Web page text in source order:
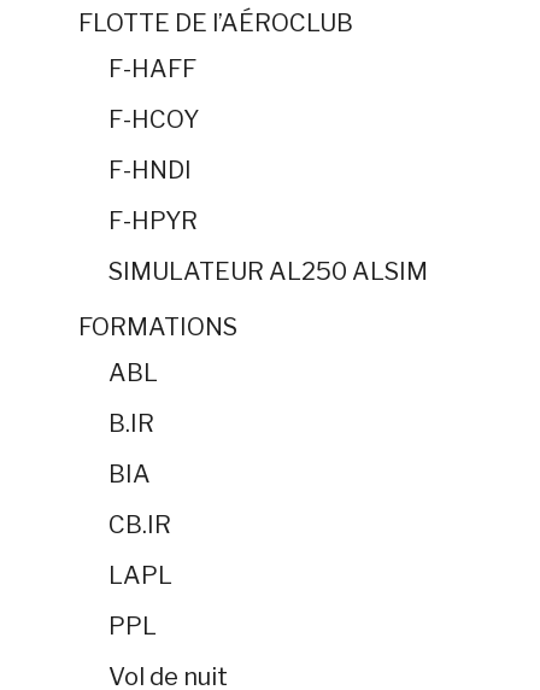
FLOTTE DE l’AÉROCLUB
F-HAFF
F-HCOY
F-HNDI
F-HPYR
SIMULATEUR AL250 ALSIM
FORMATIONS
ABL
B.IR
BIA
CB.IR
LAPL
PPL
Vol de nuit